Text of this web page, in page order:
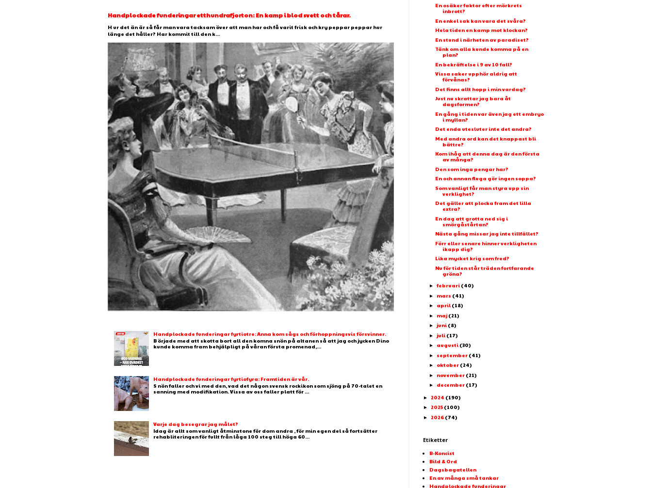
Handplockade funderingar etthundrafjorton: En kamp i blod svett och tårar.
H ur det än är så får man vara tacksam över att man har och få varit frisk och kry peppar peppar hur
länge det håller? Har kommit till den k...
Handplockade funderingar fyrtiotre: Anna kom sågs och förhoppningsvis försvinner.
B örjade med att skotta bort all den komna snön på altanen så att jag och jycken Dino
kunde komma fram behjälpligt på våran första promenad,...
Handplockade funderingar fyrtiofyra: Framtiden är vår.
S nön faller och vi med den, vad det någon svensk rockikon som sjöng på 70-talet en
sanning med modifikation. Vissa av oss faller platt för ...
Varje dag besegrar jag målet?
Idag är allt som vanligt åtminstone för dom andra , för min egen del så fortsätter
rehabliteringen för fullt från låga 100 steg till höga 60...
En osäker faktor efter mörkrets
inbrott?
En enkel sak kan vara det svåra?
Hela tiden en kamp mot klockan?
En stund i närheten av paradiset?
Tänk om alla kunde komma på en
plan?
En bekräftelse i 9 av 10 fall?
Vissa saker upphör aldrig att
förvånas?
Det finns allt hopp i min vardag?
Just nu skrattar jag bara åt
dagsformen?
En gång i tiden var även jag ett embryo
i myllan?
Det enda utesluter inte det andra?
Med andra ord kan det knappast bli
bättre?
Kom ihåg att denna dag är den första
av många?
Den som inga pengar har?
En och annan fluga gör ingen soppa?
Som vanligt får man styra upp sin
verklighet?
Det gäller att plocka fram det lilla
extra?
En dag att grotta ned sig i
smörgåstårtan?
Nästa gång missar jag inte tillfället?
Förr eller senare hinner verkligheten
ikapp dig?
Lika mycket krig som fred?
Nu för tiden står träden fortfarande
gröna?
► februari (40)
► mars (41)
► april (18)
► maj (21)
► juni (8)
► juli (17)
► augusti (30)
► september (41)
► oktober (24)
► november (21)
► december (17)
► 2024 (190)
► 2025 (100)
► 2026 (74)
Etiketter
B-Koncist
Bild & Ord
Dagsbagatellen
En av många små tankar
Handplockade funderingar